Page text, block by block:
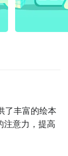
了丰富的绘本
注意力，提高